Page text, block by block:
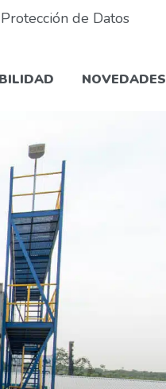
Protección de Datos
NOVEDADES